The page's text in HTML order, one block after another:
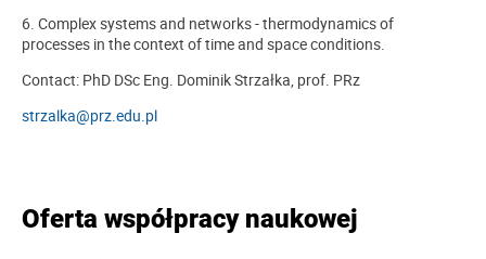
6. Complex systems and networks - thermodynamics of
processes in the context of time and space conditions.
Contact: PhD DSc Eng. Dominik Strzałka, prof. PRz
strzalka@prz.edu.pl
Oferta współpracy naukowej